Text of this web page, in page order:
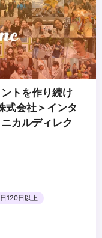
トを作り続け
式会社＞インタ
カルディレク
120日以上